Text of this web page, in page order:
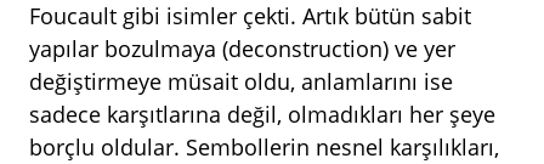
Foucault gibi isimler çekti. Artık bütün sabit
yapılar bozulmaya (deconstruction) ve yer
değiştirmeye müsait oldu, anlamlarını ise
sadece karşıtlarına değil, olmadıkları her şeye
borçlu oldular. Sembollerin nesnel karşılıkları,